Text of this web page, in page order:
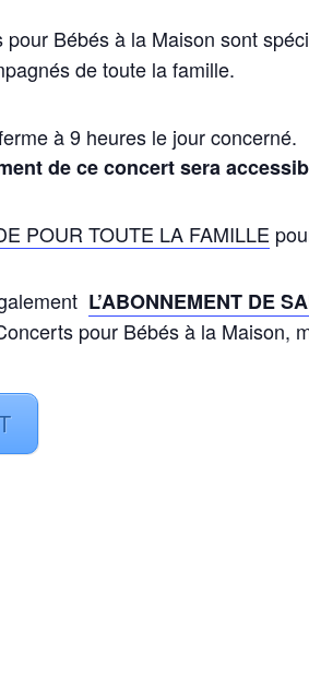
pour Bébésà la Maison sont
detoute lafamille.
à 9 heures le jourconcerné.
de ce concert sera
POUR TOUTE LA FAMILLE
L’ABONNEMENT DE
pour Bébésà la Maison,